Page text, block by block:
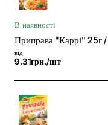
В наявності
Приправа "Каррі" 25г
від
9.31грн./шт